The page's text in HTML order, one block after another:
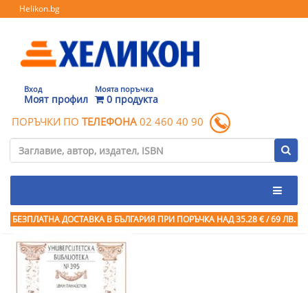
Helikon.bg
Вход
Моят профил
Моята поръчка
0 продукта
ПОРЪЧКИ ПО ТЕЛЕФОНА 02 460 40 90
БЕЗПЛАТНА ДОСТАВКА В БЪЛГАРИЯ ПРИ ПОРЪЧКА НАД 35.28 € / 69 ЛВ.